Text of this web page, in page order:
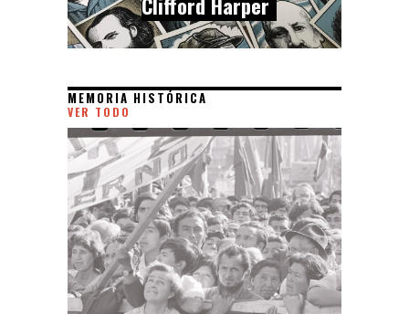
interpelación feminista
MEMORIA HISTÓRICA
VER TODO